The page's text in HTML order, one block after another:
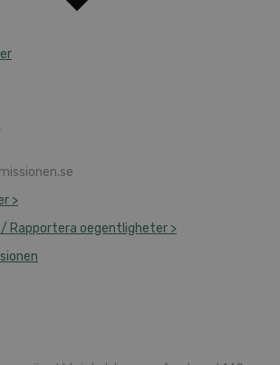
>
Rapportera oegentligheter >